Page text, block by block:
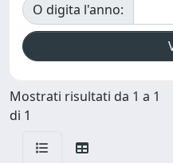
O digita l'anno:
Mostrati risultati da 1 a 1
di 1